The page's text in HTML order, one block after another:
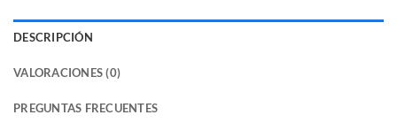
DESCRIPCIÓN
VALORACIONES (0)
PREGUNTAS FRECUENTES